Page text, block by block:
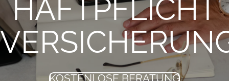
HAFTPFLICHT
KOSTENLOSE BERATUNG